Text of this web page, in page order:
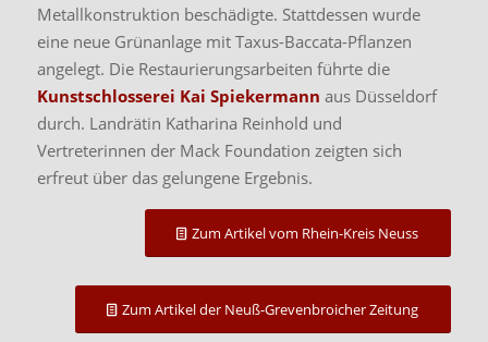
Metallkonstruktion beschädigte. Stattdessen wurde
eine neue Grünanlage mit Taxus-Baccata-Pflanzen
angelegt. Die Restaurierungsarbeiten führte die
Kunstschlosserei Kai Spiekermann aus Düsseldorf
durch. Landrätin Katharina Reinhold und
Vertreterinnen der Mack Foundation zeigten sich
erfreut über das gelungene Ergebnis.
Zum Artikel vom Rhein-Kreis Neuss
Zum Artikel der Neuß-Grevenbroicher Zeitung